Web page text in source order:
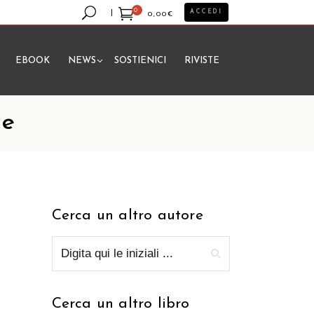
0
0,00€
prodotto nel carrello.
ACCEDI
EBOOK NEWS SOSTIENICI RIVISTE
Cerca un altro autore
Cerca un altro libro